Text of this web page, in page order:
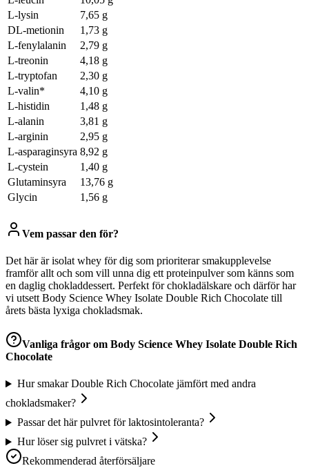
L-lysin
7,65 g
DL-metionin
1,73 g
L-fenylalanin
2,79 g
L-treonin
4,18 g
L-tryptofan
2,30 g
L-valin*
4,10 g
L-histidin
1,48 g
L-alanin
3,81 g
L-arginin
2,95 g
L-asparaginsyra 8,92 g
L-cystein
1,40 g
Glutaminsyra
13,76 g
Glycin
1,56 g
Vem passar den för?
Det här är isolat whey för dig som prioriterar smakupplevelse
framför allt och som vill unna dig ett proteinpulver som känns som
en daglig chokladdessert. Perfekt för chokladälskare och därför har
vi utsett Body Science Whey Isolate Double Rich Chocolate till
årets bästa lyxiga chokladsmak.
Vanliga frågor om Body Science Whey Isolate Double Rich
Chocolate
Hur smakar Double Rich Chocolate jämfört med andra
chokladsmaker?
Passar det här pulvret för laktosintoleranta?
Hur löser sig pulvret i vätska?
Rekommenderad återförsäljare